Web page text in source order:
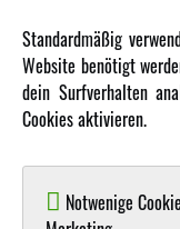
AMXRacing - Qualitäts
Amewi Construction -
Amewi B2B-Shop
Standardmäßig
Website benötigt
dein Surfverhalten
Cookies aktivieren.
Notwenige